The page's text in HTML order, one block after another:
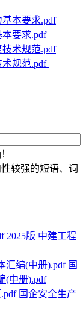
本要求.pdf
术规范.pdf
较强的短语、词
2025版 中建工程
国
(中册).pdf
国企安全生产